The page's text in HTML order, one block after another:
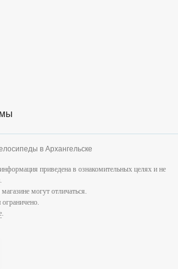
в Архангельске
приведена в ознакомительных целях и не
.
могут отличаться.
.